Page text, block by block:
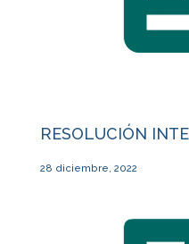
RESOLUCIÓN
28 diciembre, 2022